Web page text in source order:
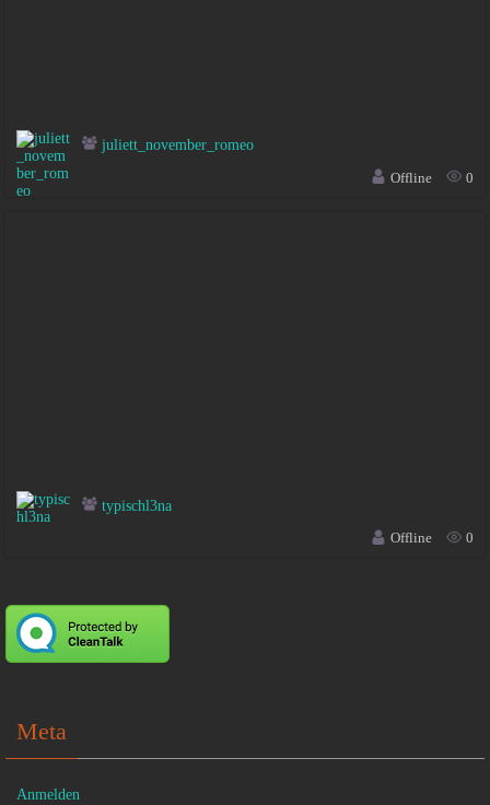
juliett_november_romeo
Offline
0
typischl3na
Offline
0
Meta
Anmelden